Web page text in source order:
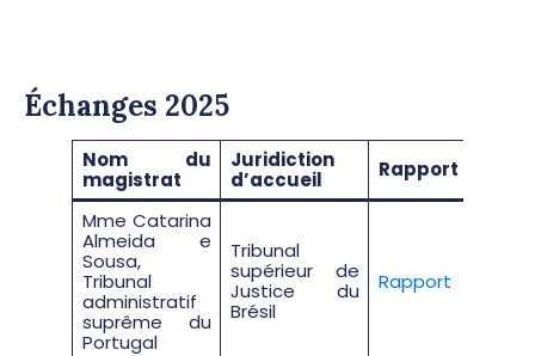
Échanges 2025
Nom du
magistrat
Juridiction
d’accueil
Rapport
Mme Catarina
Almeida e
Sousa,
Tribunal
administratif
suprême du
Portugal
Tribunal
supérieur de
Justice du
Brésil
Rapport